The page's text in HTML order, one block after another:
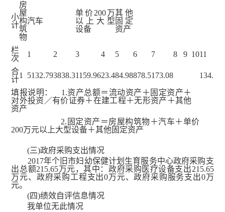
小
计
房
屋
构
筑
物
汽车
单价200万
以上大型
设备
其他
固定
资产
栏
次
1 2 3 4 5 6 7 8 9 1011
合
计1 5132.793838.31159.9623.484.98878.5173.08
134.53
填报说明： 1.资产总额＝流动资产＋固定资产＋
对外投资／有价证券＋在建工程＋无形资产＋其他
资产
2.固定资产＝房屋构筑物＋汽车＋单价
200万元以上大型设备＋其他固定资产
(三)政府采购支出情况
2017年个旧市妇幼保健计划生育服务中心政府采购支
出总额215.65万元，其中：政府采购医疗设备支出215.65
万元、政府采购工程支出0万元、政府采购服务支出0万
元。
(四)绩效自评信息情况
我单位无此情况